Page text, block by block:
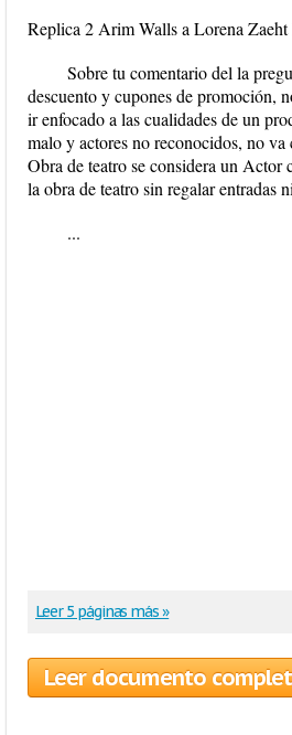
Replica 2 Arim Walls a Lorena
Sobre tu comentario del la
descuento y cupones de promoción,
ir enfocado a las cualidades de un
malo y actores no reconocidos, no
Obra de teatro se considera un Actor
la obra de teatro sin regalar entradas
...
Leer 5 páginas más »
Leer documento